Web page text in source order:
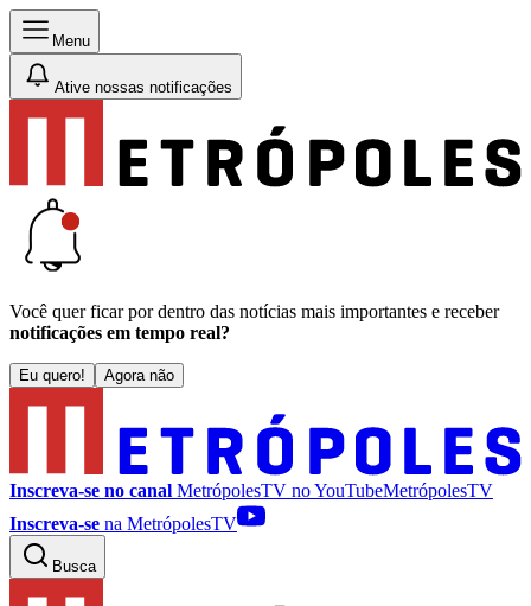
Menu
Ative nossas notificações
Você quer ficar por dentro das notícias mais importantes e receber
notificações em tempo real?
Eu quero! Agora não
Inscreva-se no canal MetrópolesTV noYouTubeMetrópolesTV
Inscreva-se na MetrópolesTV
Busca